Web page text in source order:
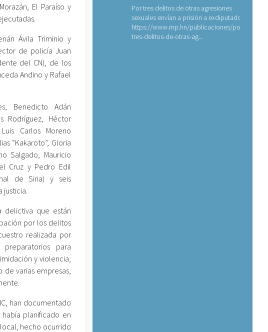
El Paraíso y
Ávila Triminio y
de policía Juan
del CN), de los
Andino y Rafael
Benedicto Adán
Rodríguez, Héctor
Carlos Moreno
“Kakaroto”, Gloria
Salgado, Mauricio
Cruz y Pedro Edil
de Siria) y seis
justicia.
delictiva que están
por los delitos
realizada por
para
y violencia,
de varias empresas,
han documentado
planificado en
hecho ocurrido
Por tres delitos de otras agresiones
sexuales envían a prisión a exdiputado
https://www.mp.hn/publicaciones/por-
tres-delitos-de-otras-ag...